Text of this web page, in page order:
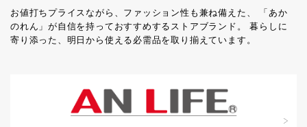
お値打ちプライスながら、ファッション性も兼ね備えた、
「あか
のれん」が自信を持っておすすめするストアブランド。
暮らしに
寄り添った、明日から使える必需品を取り揃えています。